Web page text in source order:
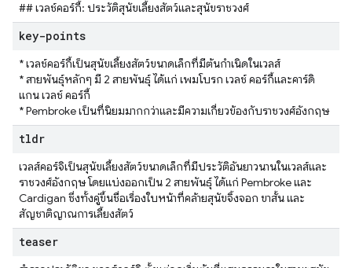
## เวลช์คอร์กี้: ประวัติสุนัขเลี้ยงสัตว์และสุนัขราชวงศ์
key-points
* เวลช์คอร์กี้เป็นสุนัขเลี้ยงสัตว์ขนาดเล็กที่มีต้นกำเนิดในเวลส์
* สายพันธุ์หลักๆ มี 2 สายพันธุ์ ได้แก่ เพมโบรก เวลช์ คอร์กี้และคาร์ดิ
แกน เวลช์ คอร์กี้
* Pembroke เป็นที่นิยมมากกว่าและมีความเกี่ยวข้องกับราชวงศ์อังกฤษ
tldr
เวลส์คอร์จิเป็นสุนัขเลี้ยงสัตว์ขนาดเล็กที่มีประวัติอันยาวนานในเวลส์และ
ราชวงศ์อังกฤษ โดยแบ่งออกเป็น 2 สายพันธุ์ ได้แก่ Pembroke และ
Cardigan ซึ่งทั้งคู่ขึ้นชื่อเรื่องใบหน้าที่คล้ายสุนัขจิ้งจอก ขาสั้น และ
สัญชาติญาณการเลี้ยงสัตว์
teaser